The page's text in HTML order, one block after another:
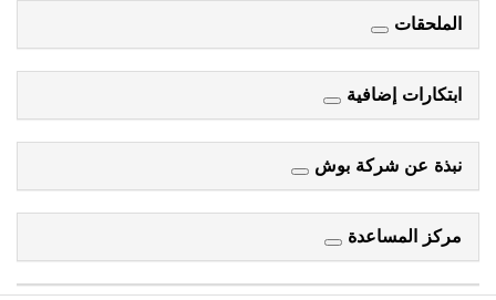
الملحقات
ابتكارات إضافية
نبذة عن شركة بوش
مركز المساعدة